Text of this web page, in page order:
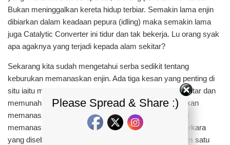
Bukan meninggalkan kereta hidup terbiar. Semakin lama enjin
dibiarkan dalam keadaan pepura (idling) maka semakin lama
juga Catalytic Converter ini tidur dan tak bekerja. Lu orang syak
apa agaknya yang terjadi kepada alam sekitar?
Sekarang kita sudah mengetahui serba sedikit tentang
keburukan memanaskan enjin. Ada tiga kesan yang penting di
situ iaitu membazir bahan api, mencemarkan alam sekitar dan
memunah wang ringgit. Mari kita lihat apa pula kebaikkan
memanaskan enjin. Khabar-khabar angin mengatakan
memanaskan enjin juga ada faedahnya. Salah satu perkara
yang disebut adalah semasa enjin ditinggalkan di dalam satu
Please Spread & Share :)